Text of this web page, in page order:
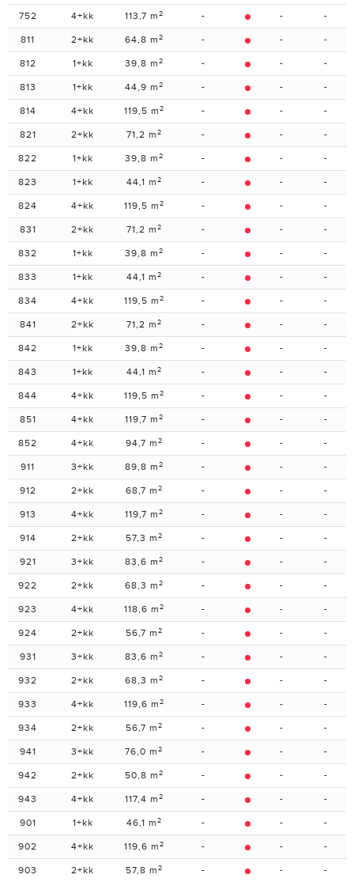
752 4+kk 113,7 m2 - - -
811 2+kk 64,8 m2 - - -
812 1+kk 39,8 m2 - - -
813 1+kk 44,9 m2 - - -
814 4+kk 119,5 m2 - - -
821 2+kk 71,2 m2 - - -
822 1+kk 39,8 m2 - - -
823 1+kk 44,1 m2 - - -
824 4+kk 119,5 m2 - - -
831 2+kk 71,2 m2 - - -
832 1+kk 39,8 m2 - - -
833 1+kk 44,1 m2 - - -
834 4+kk 119,5 m2 - - -
841 2+kk 71,2 m2 - - -
842 1+kk 39,8 m2 - - -
843 1+kk 44,1 m2 - - -
844 4+kk 119,5 m2 - - -
851 4+kk 119,7 m2 - - -
852 4+kk 94,7 m2 - - -
911 3+kk 89,8 m2 - - -
912 2+kk 68,7 m2 - - -
913 4+kk 119,7 m2 - - -
914 2+kk 57,3 m2 - - -
921 3+kk 83,6 m2 - - -
922 2+kk 68,3 m2 - - -
923 4+kk 118,6 m2 - - -
924 2+kk 56,7 m2 - - -
931 3+kk 83,6 m2 - - -
932 2+kk 68,3 m2 - - -
933 4+kk 119,6 m2 - - -
934 2+kk 56,7 m2 - - -
941 3+kk 76,0 m2 - - -
942 2+kk 50,8 m2 - - -
943 4+kk 117,4 m2 - - -
901 1+kk 46,1 m2 - - -
902 4+kk 119,6 m2 - - -
903 2+kk 57,8 m2 - - -